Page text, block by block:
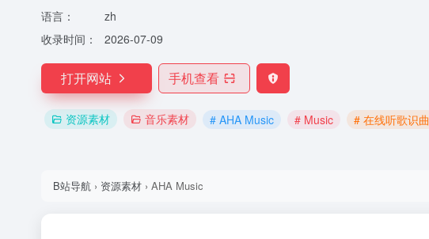
语言：
zh
收录时间：
2026-07-09
打开网站 手机查看
资源素材 音乐素材 # AHA Music # Music # 在线听歌识曲
B站导航 › 资源素材 › AHA Music